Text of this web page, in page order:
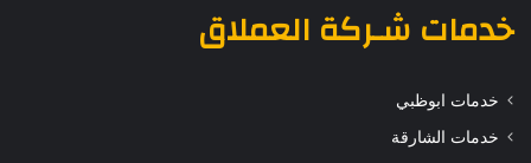
خدمات شـركة العملاق
خدمات ابوظبي
خدمات الشارقة